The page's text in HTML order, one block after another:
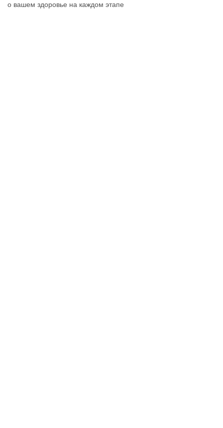
о вашем здоровье на каждом этапе